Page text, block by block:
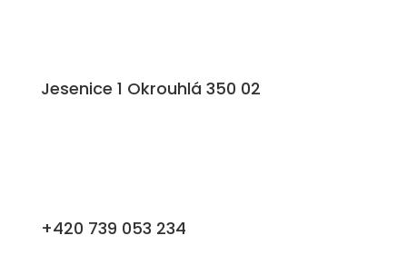
Jesenice 1 Okrouhlá 350 02
+420 739 053 234